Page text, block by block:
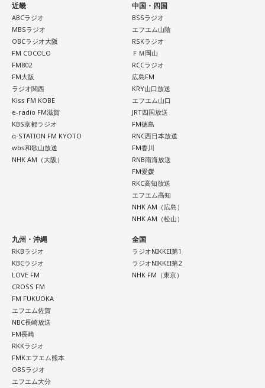
近畿
ABCラジオ
MBSラジオ
OBCラジオ大阪
FM COCOLO
FM802
FM大阪
ラジオ関西
Kiss FM KOBE
e-radio FM滋賀
KBS京都ラジオ
α-STATION FM KYOTO
wbs和歌山放送
NHK AM（大阪）
中国・四国
BSSラジオ
エフエム山陰
RSKラジオ
ＦＭ岡山
RCCラジオ
広島FM
KRY山口放送
エフエム山口
JRT四国放送
FM徳島
RNC西日本放送
FM香川
RNB南海放送
FM愛媛
RKC高知放送
エフエム高知
NHK AM（広島）
NHK AM（松山）
九州・沖縄
RKBラジオ
KBCラジオ
LOVE FM
CROSS FM
FM FUKUOKA
エフエム佐賀
NBC長崎放送
FM長崎
RKKラジオ
FMKエフエム熊本
OBSラジオ
エフエム大分
全国
ラジオNIKKEI第1
ラジオNIKKEI第2
NHK FM（東京）